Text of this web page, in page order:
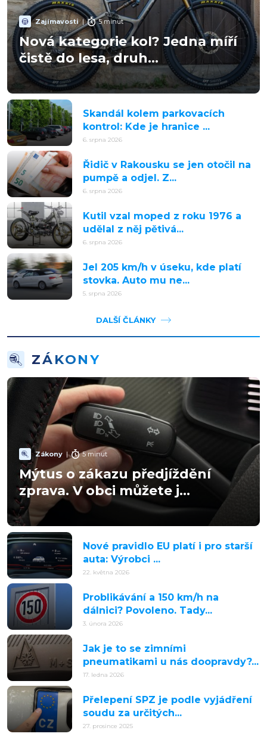
Zajímavosti | 5 minut
Nová kategorie kol? Jedna míří
čistě do lesa, druh...
Skandál kolem parkovacích
kontrol: Kde je hranice ...
6. srpna 2026
Řidič v Rakousku se jen otočil na
pumpě a odjel. Z...
6. srpna 2026
Kutil vzal moped z roku 1976 a
udělal z něj pětivá...
6. srpna 2026
Jel 205 km/h v úseku, kde platí
stovka. Auto mu ne...
5. srpna 2026
DALŠÍ ČLÁNKY
ZÁKONY
Zákony | 5 minut
Mýtus o zákazu předjíždění
zprava. V obci můžete j...
Nové pravidlo EU platí i pro starší
auta: Výrobci ...
22. května 2026
Problikávání a 150 km/h na
dálnici? Povoleno. Tady...
3. února 2026
Jak je to se zimními
pneumatikami u nás doopravdy?...
17. ledna 2026
Přelepení SPZ je podle vyjádření
soudu za určitých...
27. prosince 2025